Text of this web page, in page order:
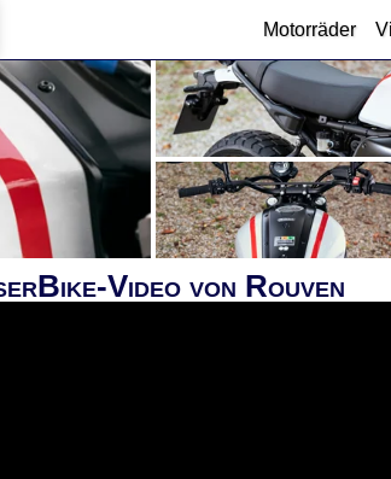
Motorräder
Video von Rouven